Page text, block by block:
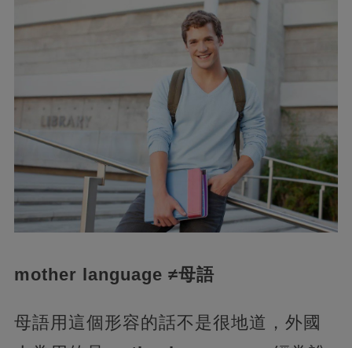
mother language ≠母語
母語用這個形容的話不是很地道，外國